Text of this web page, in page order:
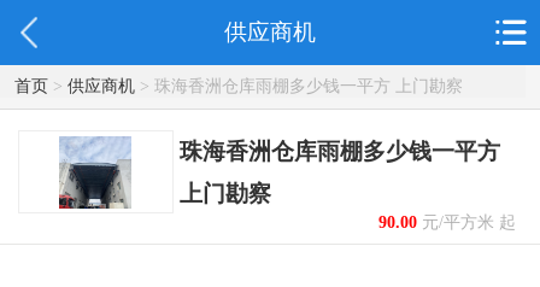
供应商机
首页> 供应商机> 珠海香洲仓库雨棚多少钱一平方 上门勘察
珠海香洲仓库雨棚多少钱一平方
上门勘察
90.00元/平方米 起